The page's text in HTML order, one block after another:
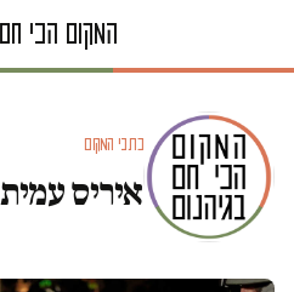
כתבי המקום
איריס עמית